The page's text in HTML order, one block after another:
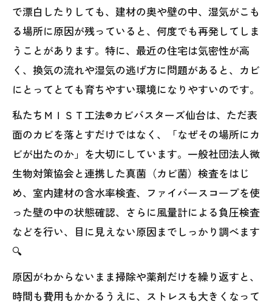
で漂白したりしても、建材の奥や壁の中、湿気がこも
る場所に原因が残っていると、何度でも再発してしま
うことがあります。特に、最近の住宅は気密性が高
く、換気の流れや湿気の逃げ方に問題があると、カビ
にとってとても育ちやすい環境になりやすいのです。
私たちＭＩＳＴ工法®カビバスターズ仙台は、ただ表
面のカビを落とすだけではなく、「なぜその場所にカ
ビが出たのか」を大切にしています。一般社団法人微
生物対策協会と連携した真菌（カビ菌）検査をはじ
め、室内建材の含水率検査、ファイバースコープを使
った壁の中の状態確認、さらに風量計による負圧検査
などを行い、目に見えない原因までしっかり調べます
🔍
原因がわからないまま掃除や薬剤だけを繰り返すと、
時間も費用もかかるうえに、ストレスも大きくなって